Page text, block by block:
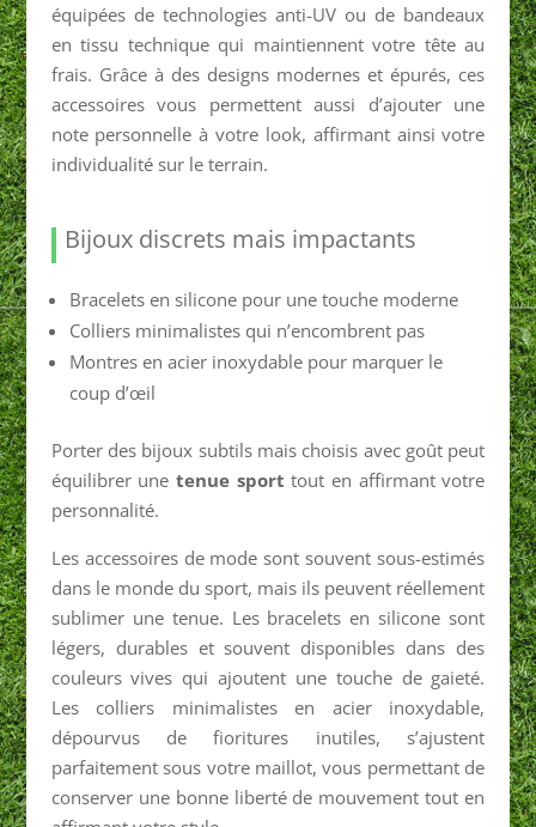
équipées de technologies anti-UV ou de bandeaux
en tissu technique qui maintiennent votre tête au
frais. Grâce à des designs modernes et épurés, ces
accessoires vous permettent aussi d’ajouter une
note personnelle à votre look, affirmant ainsi votre
individualité sur le terrain.
Bijoux discrets mais impactants
Bracelets en silicone pour une touche moderne
Colliers minimalistes qui n’encombrent pas
Montres en acier inoxydable pour marquer le
coup d’œil
Porter des bijoux subtils mais choisis avec goût peut
équilibrer une tenue sport tout en affirmant votre
personnalité.
Les accessoires de mode sont souvent sous-estimés
dans le monde du sport, mais ils peuvent réellement
sublimer une tenue. Les bracelets en silicone sont
légers, durables et souvent disponibles dans des
couleurs vives qui ajoutent une touche de gaieté.
Les colliers minimalistes en acier inoxydable,
dépourvus de fioritures inutiles, s’ajustent
parfaitement sous votre maillot, vous permettant de
conserver une bonne liberté de mouvement tout en